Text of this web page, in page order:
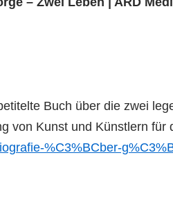
Buch über die zwei
von Kunst und Künstlern für
%C3%BCber-